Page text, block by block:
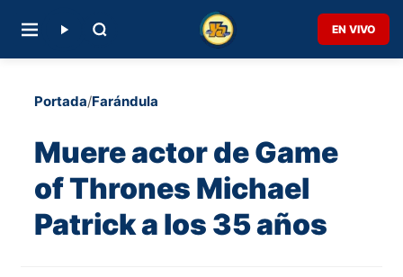
EN VIVO
Portada/Farándula
Muere actor de Game
of Thrones Michael
Patrick a los 35 años